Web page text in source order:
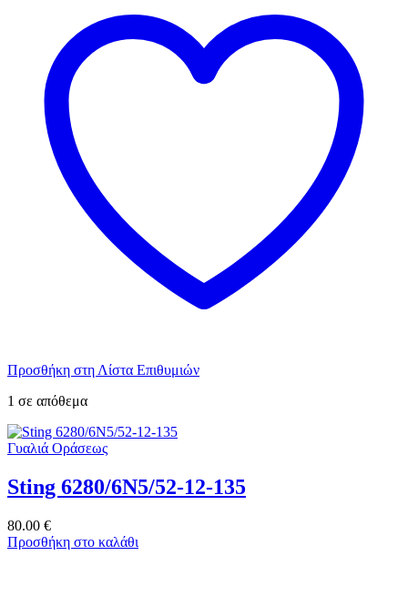
Προσθήκη στη Λίστα Επιθυμιών
1 σε απόθεμα
Γυαλιά Οράσεως
Sting 6280/6N5/52-12-135
80.00 €
Προσθήκη στο καλάθι